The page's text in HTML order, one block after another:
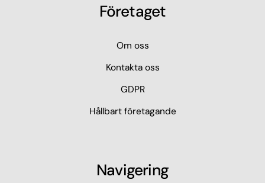
Företaget
Om oss
Kontakta oss
GDPR
Hållbart företagande
Navigering